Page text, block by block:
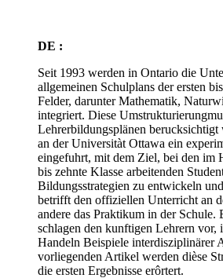
DE :
Seit 1993 werden in Ontario die
allgemeinen Schulplans der ersten
Felder, darunter Mathematik,
integriert. Diese
Lehrerbildungsplänen
an der Universitàt Ottawa ein
eingefuhrt, mit dem Ziel, bei den im
bis zehnte Klasse arbeitenden
Bildungsstrategien zu entwickeln
betrifft den offiziellen Unterricht an
andere das Praktikum in der Schule.
schlagen den kunftigen Lehrern vor,
Handeln Beispiele interdisziplinärer
vorliegenden Artikel werden dièse
die ersten Ergebnisse erôrtert.